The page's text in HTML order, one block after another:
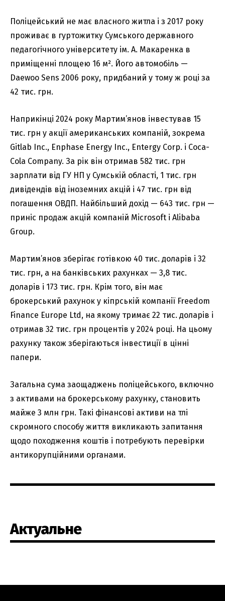
Поліцейський не має власного житла і з 2017 року
проживає в гуртожитку Сумського державного
педагогічного університету ім. А. Макаренка в
приміщенні площею 16 м². Його автомобіль —
Daewoo Sens 2006 року, придбаний у тому ж році за
42 тис. грн.
Наприкінці 2024 року Мартим’янов інвестував 15
тис. грн у акції американських компаній, зокрема
Gitlab Inc., Enphase Energy Inc., Entergy Corp. і Coca-
Cola Company. За рік він отримав 582 тис. грн
зарплати від ГУ НП у Сумській області, 1 тис. грн
дивідендів від іноземних акцій і 47 тис. грн від
погашення ОВДП. Найбільший дохід — 643 тис. грн —
приніс продаж акцій компаній Microsoft і Alibaba
Group.
Мартим’янов зберігає готівкою 40 тис. доларів і 32
тис. грн, а на банківських рахунках — 3,8 тис.
доларів і 173 тис. грн. Крім того, він має
брокерський рахунок у кіпрській компанії Freedom
Finance Europe Ltd, на якому тримає 22 тис. доларів і
отримав 32 тис. грн процентів у 2024 році. На цьому
рахунку також зберігаються інвестиції в цінні
папери.
Загальна сума заощаджень поліцейського, включно
з активами на брокерському рахунку, становить
майже 3 млн грн. Такі фінансові активи на тлі
скромного способу життя викликають запитання
щодо походження коштів і потребують перевірки
антикорупційними органами.
Актуальне